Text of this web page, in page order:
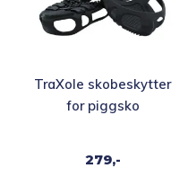
TraXole skobeskytter
for piggsko
279,-
Dette
produktet